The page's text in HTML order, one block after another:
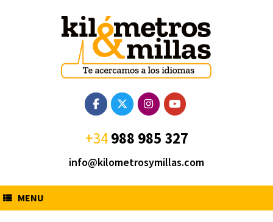
+34 988 985 327
info@kilometrosymillas.com
MENU